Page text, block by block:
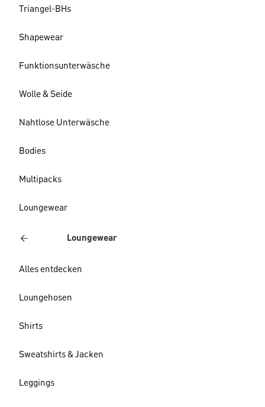
Triangel-BHs
Shapewear
Funktionsunterwäsche
Wolle & Seide
Nahtlose Unterwäsche
Bodies
Multipacks
Loungewear
Loungewear
Alles entdecken
Loungehosen
Shirts
Sweatshirts & Jacken
Leggings